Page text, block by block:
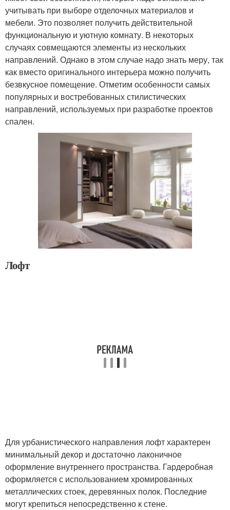
учитывать при выборе отделочных материалов и
мебели. Это позволяет получить действительной
функциональную и уютную комнату. В некоторых
случаях совмещаются элементы из нескольких
направлений. Однако в этом случае надо знать меру, так
как вместо оригинального интерьера можно получить
безвкусное помещение. Отметим особенности самых
популярных и востребованных стилистических
направлений, используемых при разработке проектов
спален.
Лофт
Для урбанистического направления лофт характерен
минимальный декор и достаточно лаконичное
оформление внутреннего пространства. Гардеробная
оформляется с использованием хромированных
металлических стоек, деревянных полок. Последние
могут крепиться непосредственно к стене.